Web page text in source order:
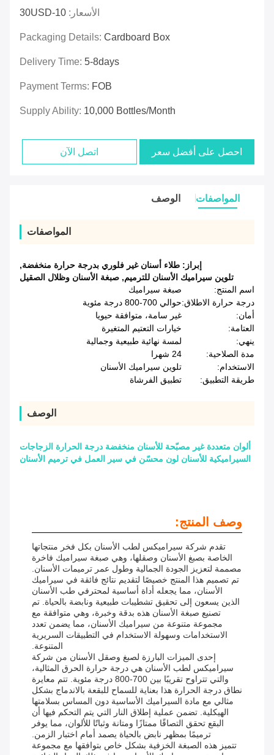
الأسعار: 10-30USD
Packaging Details: Cardboard Box
Delivery Time: 5-8days
Payment Terms: FOB
Supply Ability: 10,000 Bottles/month
احصل على أفضل سعر اتصل الآن
المواصفات الوصف
المواصفات
إبراز: طلاء أسنان غير فلوري بدرجة حرارة منخفضة,
تلوين سيراميك الأسنان للترميم, صبغة الأسنان وظلال الصقيل
اسم المنتج:
صبغة سيراميك
درجة حرارة الاطلاق:حوالي 700-800 درجة مئوية
أمان:
غير سامة، متوافقة حيويا
العتامة:
خيارات التعتيم المتغيرة
ينهي:
لمسة نهائية طبيعية وجمالية
مدة الصلاحية:
24 شهرا
الاستخدام:
تلوين سيراميك الأسنان
طريقة التطبيق:
تطبيق الفرشاة
الوصف
ألوان متعددة غير مصبّحة للأسنان منخفضة درجة الحرارة الزجاجات
السيراميكية للأسنان لون محسّن في سير العمل في ترميم الأسنان
وصف المنتج:
تقدم شركة سيراميكس لطب الأسنان بكل فخر منتجاتها
الخاصة بصبغ الأسنان وصقلها، وهي صبغة سيراميك فاخرة
مصممة لتعزيز الجودة الجمالية وطول عمر ترميمات الأسنان.
تم تصميم هذا المنتج خصيصًا لتقديم نتائج فائقة في سيراميك
الأسنان، مما يجعله أداة أساسية لمحترفي طب الأسنان
الذين يسعون إلى تحقيق تشطيبات طبيعية ونابضة بالحياة. تم
تصنيع صبغة الأسنان هذه بدقة وخبرة، وهي متوافقة مع
مجموعة متنوعة من سيراميك الأسنان، مما يضمن تعدد
الاستخدامات وسهولة الاستخدام في التطبيقات السريرية
المتنوعة.
إحدى الميزات البارزة لصبغ وصقل الأسنان من شركة
سيراميكس لطب الأسنان هي درجة حرارة الحرق المثالية،
والتي تتراوح تقريبًا بين 700-800 درجة مئوية. تتم معايرة
نطاق درجة الحرارة هذا بعناية للسماح للبقعة بالاندماج بشكل
مثالي مع مادة السيراميك الأساسية دون المساس بسلامتها
الهيكلية. تضمن عملية إطلاق النار التي يتم التحكم فيها أن
البقع تحقق التصاقًا ممتازًا ومتانة وثباتًا للألوان، مما يوفر
ترميمًا بمظهر نابض بالحياة يصمد أمام اختبار الزمن.
تتميز هذه الصبغة الخزفية بشكل خاص بتوافقها مع مجموعة